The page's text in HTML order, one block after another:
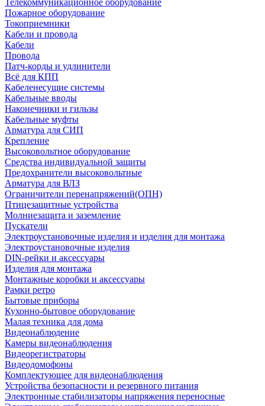
Телекоммуникационное оборудование
Пожарное оборудование
Токоприемники
Кабели и провода
Кабели
Провода
Патч-корды и удлинители
Всё для КПП
Кабеленесущие системы
Кабельные вводы
Наконечники и гильзы
Кабельные муфты
Арматура для СИП
Крепление
Высоковольтное оборудование
Средства индивидуальной защиты
Предохранители высоковольтные
Арматура для ВЛЗ
Ограничители перенапряжений(ОПН)
Птицезащитные устройства
Молниезащита и заземление
Пускатели
Электроустановочные изделия и изделия для монтажа
Электроустановочные изделия
DIN-рейки и аксессуары
Изделия для монтажа
Монтажные коробки и аксессуары
Рамки ретро
Бытовые приборы
Кухонно-бытовое оборудование
Малая техника для дома
Видеонаблюдение
Камеры видеонаблюдения
Видеорегистраторы
Видеодомофоны
Комплектующее для видеонаблюдения
Устройства безопасности и резервного питания
Электронные стабилизаторы напряжения переносные